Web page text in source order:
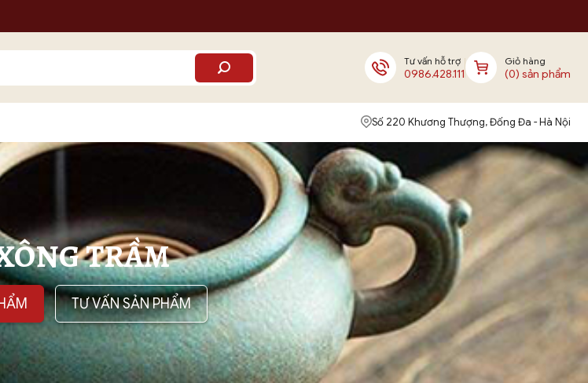
Tư vấn hỗ trợ
0986.428.111
Giỏ hàng
(0) sản phẩm
Số 220 Khương Thượng, Đống Đa - Hà Nội
TRẦM
TƯ VẤN SẢN PHẨM